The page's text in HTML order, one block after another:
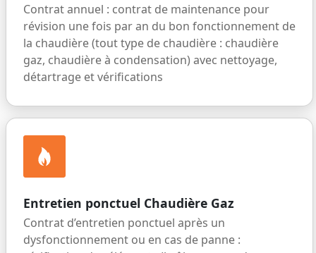
Contrat annuel : contrat de maintenance pour
révision une fois par an du bon fonctionnement de
la chaudière (tout type de chaudière : chaudière
gaz, chaudière à condensation) avec nettoyage,
détartrage et vérifications
Entretien ponctuel Chaudière Gaz
Contrat d’entretien ponctuel après un
dysfonctionnement ou en cas de panne :